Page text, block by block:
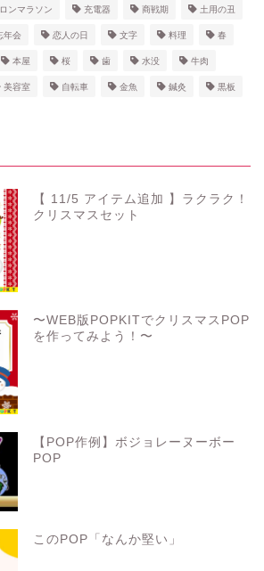
ンマラソン 充電器 商戦期 土用の丑
年会 恋人の日 文字 料理 春
本屋 桜 歯 水没 牛肉
美容室 自転車 金魚 鍼灸 黒板
【 11/5 アイテム追加 】ラクラク！
クリスマスセット
〜WEB版POPKITでクリスマスPOP
を作ってみよう！〜
【POP作例】ボジョレーヌーボー
POP
このPOP「なんか堅い」